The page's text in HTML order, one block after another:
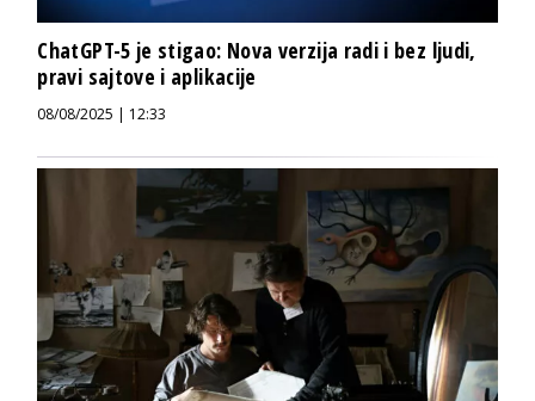
ChatGPT-5 je stigao: Nova verzija radi i bez ljudi,
pravi sajtove i aplikacije
08/08/2025 | 12:33